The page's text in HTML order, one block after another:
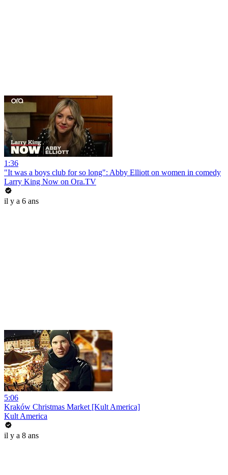
1:36
"It was a boys club for so long": Abby Elliott on women in comedy
Larry King Now on Ora.TV
il y a 6 ans
5:06
Kraków Christmas Market [Kult America]
Kult America
il y a 8 ans